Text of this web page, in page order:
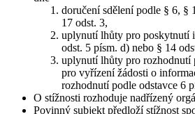
doručení sdělení podle § 6, §
17 odst. 3,
uplynutí lhůty pro poskytnutí
odst. 5 písm. d) nebo § 14
uplynutí lhůty pro rozhodnutí
pro vyřízení žádosti o
rozhodnutí podle odstavce 6
O stížnosti rozhoduje nadřízený
Povinný subjekt předloží stížnost